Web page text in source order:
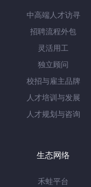
中高端人才访寻
招聘流程外包
灵活用工
独立顾问
校招与雇主品牌
人才培训与发展
人才规划与咨询
生态网络
禾蛙平台